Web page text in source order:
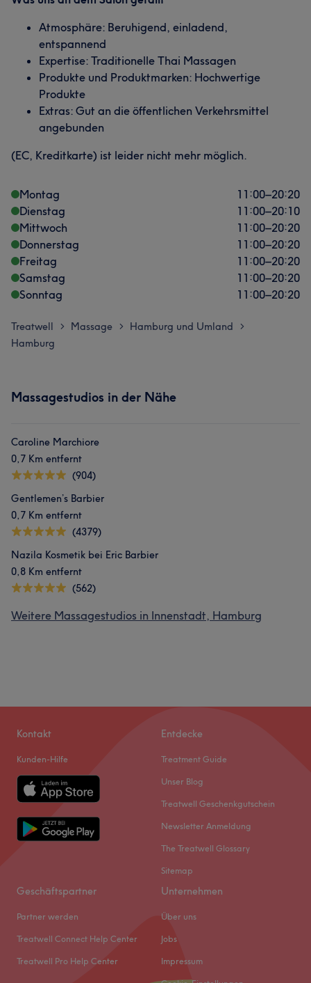
Atmosphäre: Beruhigend, einladend,
entspannend
Expertise: Traditionelle Thai Massagen
Produkte und Produktmarken: Hochwertige
Produkte
Extras: Gut an die öffentlichen Verkehrsmittel
angebunden
(EC, Kreditkarte) ist leider nicht mehr möglich.
Montag 11:00–20:20
Dienstag
11:00–20:10
Mittwoch
11:00–20:20
Donnerstag
11:00–20:20
Freitag
11:00–20:20
Samstag
11:00–20:20
Sonntag
11:00–20:20
Treatwell > Massage > Hamburg und Umland >
Hamburg
Massagestudios in der Nähe
Caroline Marchiore
0,7 Km entfernt
(904)
Gentlemen’s Barbier
0,7 Km entfernt
(4379)
Nazila Kosmetik bei Eric Barbier
0,8 Km entfernt
(562)
Weitere Massagestudios in Innenstadt, Hamburg
Kontakt
Kunden-Hilfe
Entdecke
Treatment Guide
Unser Blog
Treatwell Geschenkgutschein
Newsletter Anmeldung
The Treatwell Glossary
Sitemap
Geschäftspartner
Partner werden
Treatwell Connect Help Center
Treatwell Pro Help Center
Unternehmen
Über uns
Jobs
Impressum